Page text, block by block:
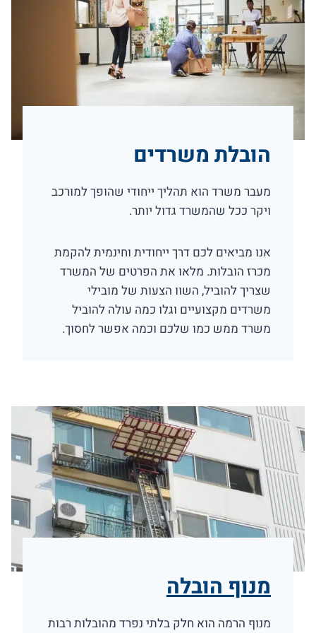
הובלת משרדים
מעבר משרד הוא תהליך ייחודי שהופך למורכב
ויקר ככל שהמשרד גדול יותר.
אנו מביאים לכם דרך ייחודית וחינמית להקמת
מכרז הובלות. מלאו את הפרטים של המשרד
שצריך להוביל, השוו הצעות של מובילי
משרדים מקצועיים וגלו כמה עולה להוביל
משרד ממש כמו שלכם וכמה אפשר לחסוך.
מנוף הובלה
מנוף הרמה הוא חלק בלתי נפרד מהובלות רבות